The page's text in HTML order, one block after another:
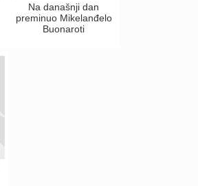
Na današnji dan
preminuo Mikelanđelo
Buonaroti